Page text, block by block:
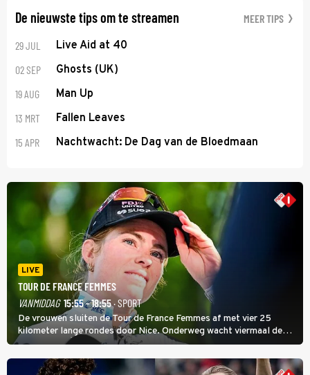
De nieuwste tips om te streamen MEER TIPS
29 JUL Live Aid at 40
02 SEP Ghosts (UK)
19 AUG Man Up
13 MRT Fallen Leaves
15 APR Nachtwacht: De Dag van de Bloedmaan
LIVE
TOUR DE FRANCE FEMMES
VANMIDDAG 15:55 - 18:55· SPORT
De vrouwen sluiten de Tour de France Femmes af met vier 25
kilometer lange rondes door Nice. Onderweg wacht viermaal de
zware Col d'Èze. Aan de finish op de Promenade des Anglais krijgt
de eindwinnaar de laatste gele trui.